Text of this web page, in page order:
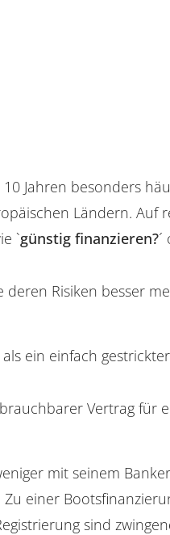
Jahren besonders
Ländern. Auf
`günstig finanzieren?
Risiken besser
ein einfach
Vertrag für
mit seinem
einer
sind